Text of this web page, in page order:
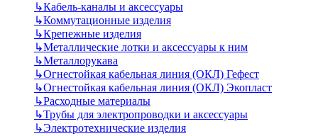
↳Кабель-каналы и аксессуары
↳Коммутационные изделия
↳Крепежные изделия
↳Металлические лотки и аксессуары к ним
↳Металлорукава
↳Огнестойкая кабельная линия (ОКЛ) Гефест
↳Огнестойкая кабельная линия (ОКЛ) Экопласт
↳Расходные материалы
↳Трубы для электропроводки и аксессуары
↳Электротехнические изделия